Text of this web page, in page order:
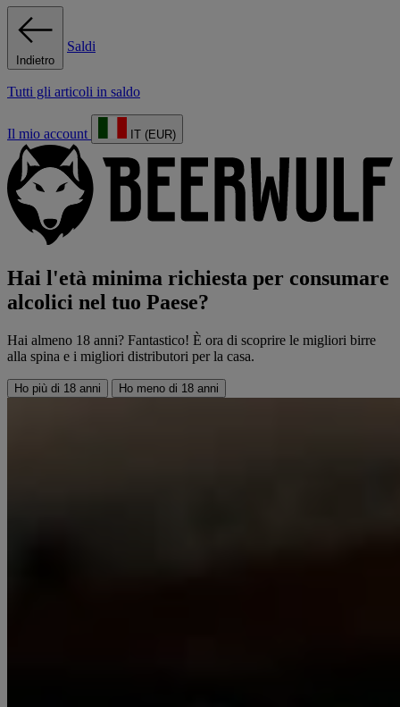
Indietro
Saldi
Tutti gli articoli in saldo
Il mio account IT (EUR)
Hai l'età minima richiesta per consumare
alcolici nel tuo Paese?
Hai almeno 18 anni? Fantastico! È ora di scoprire le migliori birre
alla spina e i migliori distributori per la casa.
Ho più di 18 anni Ho meno di 18 anni